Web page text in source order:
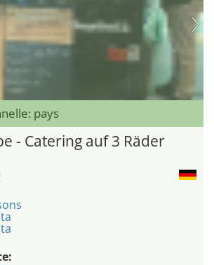
pays
- Catering auf 3 Räder